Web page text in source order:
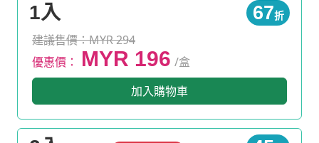
1入 67折
建議售價：MYR 294
優惠價：
MYR 196 /盒
加入購物車